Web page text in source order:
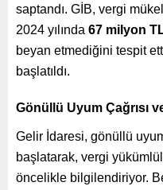
saptandı. GİB, vergi
2024 yılında 67 milyon
beyan etmediğini tespit
başlatıldı.
Gönüllü Uyum Çağrısı
Gelir İdaresi, gönüllü
başlatarak, vergi
öncelikle bilgilendiriyor.